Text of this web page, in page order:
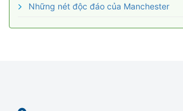
Những nét độc đáo của Manchester